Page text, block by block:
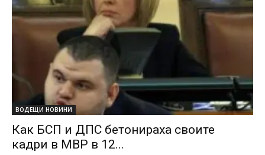
ВОДЕЩИ НОВИНИ
Как БСП и ДПС бетонираха своите
кадри в МВР в 12...